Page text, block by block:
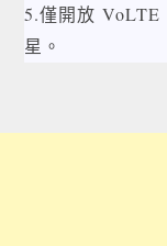
5.僅開放 VoLTE
星。